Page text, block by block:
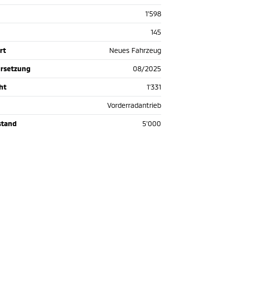
1'598
145
Neues Fahrzeug
08/2025
1'331
Vorderradantrieb
5'000